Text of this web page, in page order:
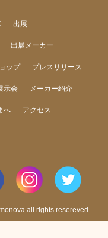
出展
出展メーカー
ップ プレスリリース
示会 メーカー紹介
へ アクセス
all rights resereved.